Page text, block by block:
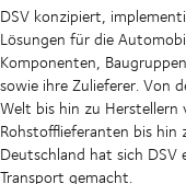
DSV konzipiert,
Lösungen für die
Komponenten,
sowie ihre Zulieferer. Von
Welt bis hin zu Herstellern
Rohstofflieferanten bis hin
Deutschland hat sich
Transport gemacht.